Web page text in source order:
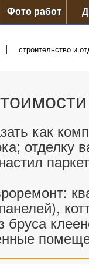
Фото работ
строительство и
как
отделку